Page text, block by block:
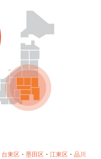
台東区 ・ 墨田区 ・ 江東区 ・ 品川